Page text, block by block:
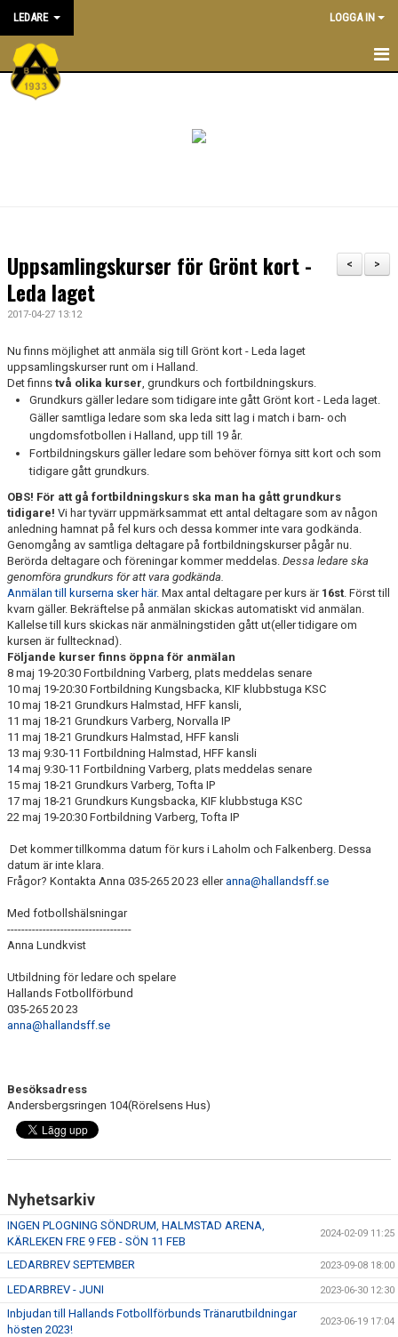
LEDARE LOGGA IN
STARTSIDA
INRIKTNING OCH RIKTLINJER
EKONOMIPOLICY
UTBILDNING
DOKUMENTBANK
LEDARGUIDER
FÖRSÄKRING FOLKSAM
BOKA SAMLINGSLOKAL, FOTBOLLSPLANER & OMKLÄDNING
NIVÅANPASSNING BK ASTRIO
>
<
Uppsamlingskurser för Grönt kort -
Leda laget
2017-04-27 13:12
Nu finns möjlighet att anmäla sig till Grönt kort - Leda laget
uppsamlingskurser runt om i Halland.
Det finns två olika kurser, grundkurs och fortbildningskurs.
Grundkurs gäller ledare som tidigare inte gått Grönt kort - Leda laget.
Gäller samtliga ledare som ska leda sitt lag i match i barn- och
ungdomsfotbollen i Halland, upp till 19 år.
Fortbildningskurs gäller ledare som behöver förnya sitt kort och som
tidigare gått grundkurs.
OBS! För att gå fortbildningskurs ska man ha gått grundkurs
tidigare! Vi har tyvärr uppmärksammat ett antal deltagare som av någon
anledning hamnat på fel kurs och dessa kommer inte vara godkända.
Genomgång av samtliga deltagare på fortbildningskurser pågår nu.
Berörda deltagare och föreningar kommer meddelas. Dessa ledare ska
genomföra grundkurs för att vara godkända.
Anmälan till kurserna sker här. Max antal deltagare per kurs är 16st. Först till
kvarn gäller. Bekräftelse på anmälan skickas automatiskt vid anmälan.
Kallelse till kurs skickas när anmälningstiden gått ut(eller tidigare om
kursen är fulltecknad).
Följande kurser finns öppna för anmälan
8 maj 19-20:30 Fortbildning Varberg, plats meddelas senare
10 maj 19-20:30 Fortbildning Kungsbacka, KIF klubbstuga KSC
10 maj 18-21 Grundkurs Halmstad, HFF kansli,
11 maj 18-21 Grundkurs Varberg, Norvalla IP
11 maj 18-21 Grundkurs Halmstad, HFF kansli
13 maj 9:30-11 Fortbildning Halmstad, HFF kansli
14 maj 9:30-11 Fortbildning Varberg, plats meddelas senare
15 maj 18-21 Grundkurs Varberg, Tofta IP
17 maj 18-21 Grundkurs Kungsbacka, KIF klubbstuga KSC
22 maj 19-20:30 Fortbildning Varberg, Tofta IP
Det kommer tillkomma datum för kurs i Laholm och Falkenberg. Dessa
datum är inte klara.
Frågor? Kontakta Anna 035-265 20 23 elleranna@hallandsff.se
Med fotbollshälsningar
-----------------------------------
Anna Lundkvist
Utbildning för ledare och spelare
Hallands Fotbollförbund
035-265 20 23
anna@hallandsff.se
Besöksadress
Andersbergsringen 104(Rörelsens Hus)
Nyhetsarkiv
INGEN PLOGNING SÖNDRUM, HALMSTAD ARENA,
KÄRLEKEN FRE 9 FEB - SÖN 11 FEB
2024-02-09 11:25
LEDARBREV SEPTEMBER 2023-09-08 18:00
LEDARBREV - JUNI 2023-06-30 12:30
Inbjudan till Hallands Fotbollförbunds Tränarutbildningar
hösten 2023!
2023-06-19 17:04